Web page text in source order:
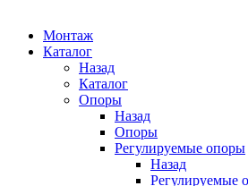
Монтаж
Каталог
Назад
Каталог
Опоры
Назад
Опоры
Регулируемые опоры
Назад
Регулируемые